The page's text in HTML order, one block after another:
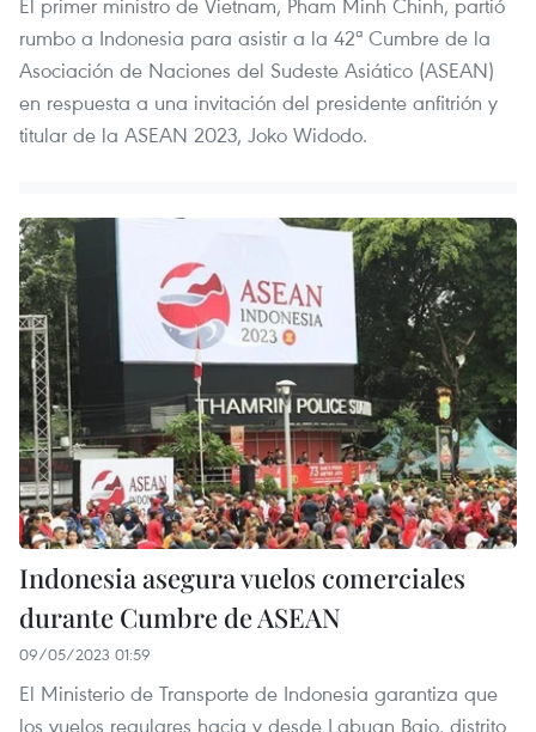
rumbo a Indonesia para asistir a la 42ª Cumbre de la
Asociación de Naciones del Sudeste Asiático (ASEAN)
en respuesta a una invitación del presidente anfitrión y
titular de la ASEAN 2023, Joko Widodo.
Indonesia asegura vuelos comerciales
durante Cumbre de ASEAN
09/05/2023 01:59
El Ministerio de Transporte de Indonesia garantiza que
los vuelos regulares hacia y desde Labuan Bajo, distrito